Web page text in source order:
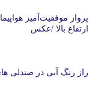
پرواز موفقیت‌آمیز
ارتفاع بالا /عکس
راز رنگ آبی در صندلی